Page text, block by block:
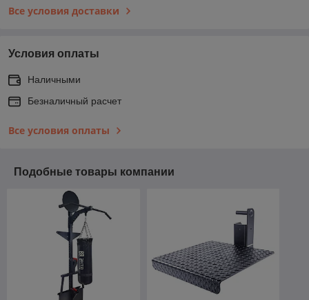
Все условия доставки
Условия оплаты
Наличными
Безналичный расчет
Все условия оплаты
Подобные товары компании